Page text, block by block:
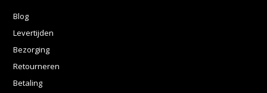
Blog
Levertijden
Bezorging
Retourneren
Betaling